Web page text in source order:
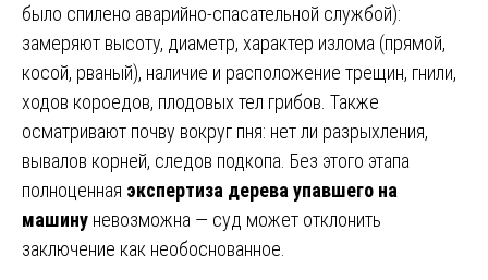
было спилено аварийно-спасательной службой):
замеряют высоту, диаметр, характер излома (прямой,
косой, рваный), наличие и расположение трещин, гнили,
ходов короедов, плодовых тел грибов. Также
осматривают почву вокруг пня: нет ли разрыхления,
вывалов корней, следов подкопа. Без этого этапа
полноценная экспертиза дерева упавшего на
машину невозможна — суд может отклонить
заключение как необоснованное.